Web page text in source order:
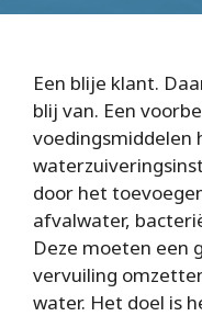
Een blije klant.
blij van. Een
voedingsmiddelen
door het
afvalwater,
Deze moeten een
vervuiling
water. Het doel is